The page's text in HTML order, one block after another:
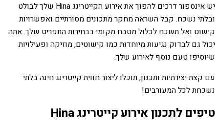
יש אינספור דרכים להפוך את אירוע הקייטרינג Hina שלך לבולט
ובלתי נשכח. קבל השראה מחקר מתכונים מסורתיים ואפשרויות
קישוט ואל תשכח לכלול מטבח מקומי בבחירות התפריט שלך. אתה
יכול גם לבדוק נגיעות מיוחדות כמו קישוטים, מוזיקה ופעילויות
שיוסיפו טעם נוסף לאירוע שלך.
עם קצת יצירתיות ותכנון, תוכלו ליצור חווית קייטרינג חינה בלתי
נשכחת לכל המעורבים!
טיפים לתכנון אירוע קייטרינג Hina